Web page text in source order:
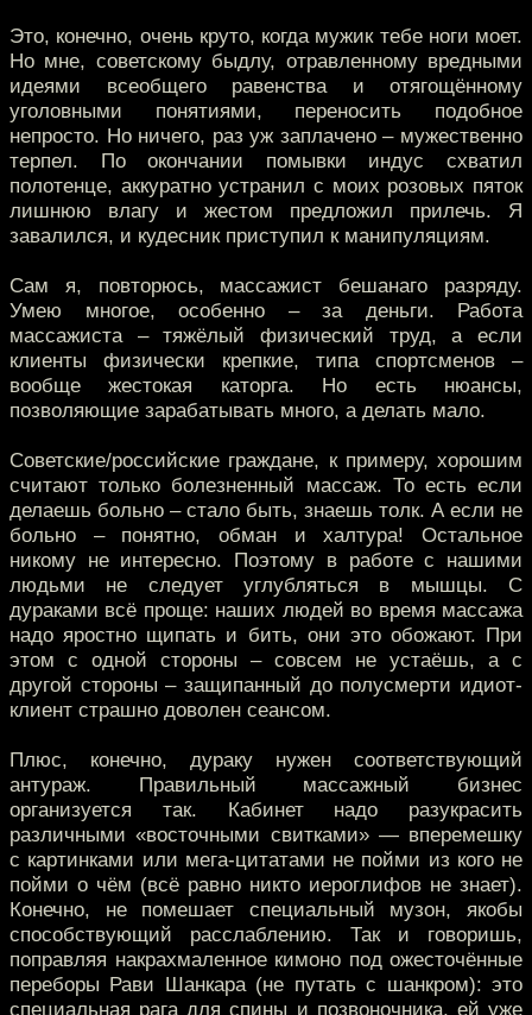
Это, конечно, очень круто, когда мужик тебе ноги моет.
Но мне, советскому быдлу, отравленному вредными
идеями всеобщего равенства и отягощённому
уголовными понятиями, переносить подобное
непросто. Но ничего, раз уж заплачено – мужественно
терпел. По окончании помывки индус схватил
полотенце, аккуратно устранил с моих розовых пяток
лишнюю влагу и жестом предложил прилечь. Я
завалился, и кудесник приступил к манипуляциям.
Сам я, повторюсь, массажист бешанаго разряду.
Умею многое, особенно – за деньги. Работа
массажиста – тяжёлый физический труд, а если
клиенты физически крепкие, типа спортсменов –
вообще жестокая каторга. Но есть нюансы,
позволяющие зарабатывать много, а делать мало.
Советские/российские граждане, к примеру, хорошим
считают только болезненный массаж. То есть если
делаешь больно – стало быть, знаешь толк. А если не
больно – понятно, обман и халтура! Остальное
никому не интересно. Поэтому в работе с нашими
людьми не следует углубляться в мышцы. С
дураками всё проще: наших людей во время массажа
надо яростно щипать и бить, они это обожают. При
этом с одной стороны – совсем не устаёшь, а с
другой стороны – защипанный до полусмерти идиот-
клиент страшно доволен сеансом.
Плюс, конечно, дураку нужен соответствующий
антураж. Правильный массажный бизнес
организуется так. Кабинет надо разукрасить
различными «восточными свитками» — вперемешку
с картинками или мега-цитатами не пойми из кого не
пойми о чём (всё равно никто иероглифов не знает).
Конечно, не помешает специальный музон, якобы
способствующий расслаблению. Так и говоришь,
поправляя накрахмаленное кимоно под ожесточённые
переборы Рави Шанкара (не путать с шанкром): это
специальная рага для спины и позвоночника, ей уже